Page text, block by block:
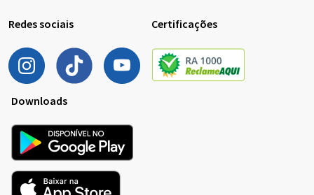
Redes sociais Certificações
Downloads